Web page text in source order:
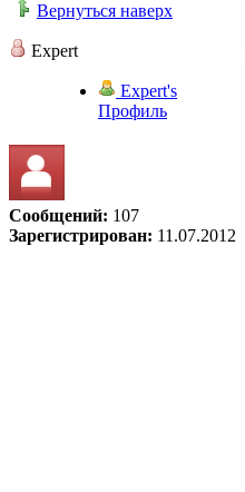
Вернуться наверх
Expert
Expert's
Профиль
Сообщений: 107
Зарегистрирован: 11.07.2012